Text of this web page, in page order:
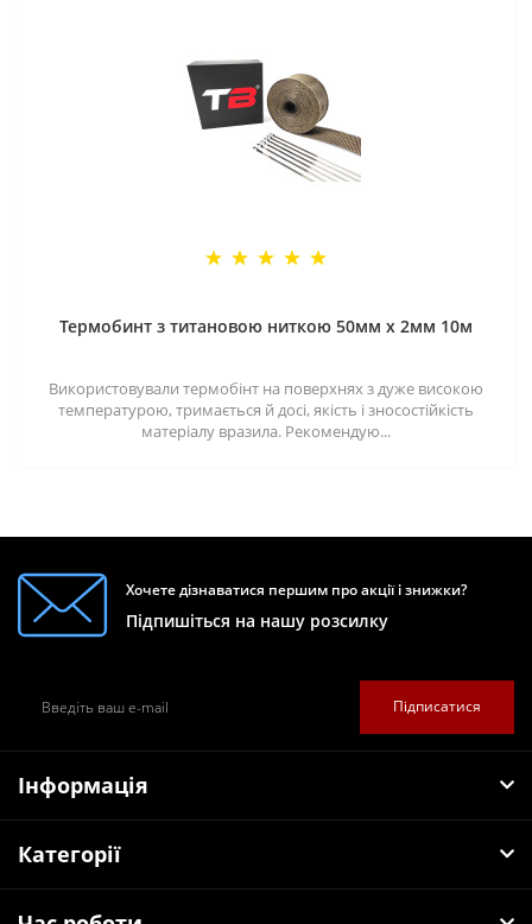
Термобинт з титановою ниткою 50мм х 2мм 10м
Використовували термобінт на поверхнях з дуже високою
температурою, тримається й досі, якість і зносостійкість
матеріалу вразила. Рекомендую...
Хочете дізнаватися першим про акції і знижки?
Підпишіться на нашу розсилку
Підписатися
Інформація
Категорії